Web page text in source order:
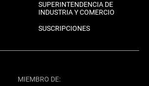
SUPERINTENDENCIA DE
INDUSTRIA Y COMERCIO
SUSCRIPCIONES
MIEMBRO DE: